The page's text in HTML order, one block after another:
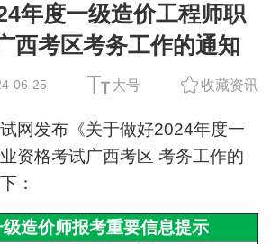
年度一级造价工程师职
西考区考务工作的通知
06-25 大号 收藏资讯
网发布《关于做好2024年度一
资格考试广西考区 考务工作的
：
造价师报考重要信息提示